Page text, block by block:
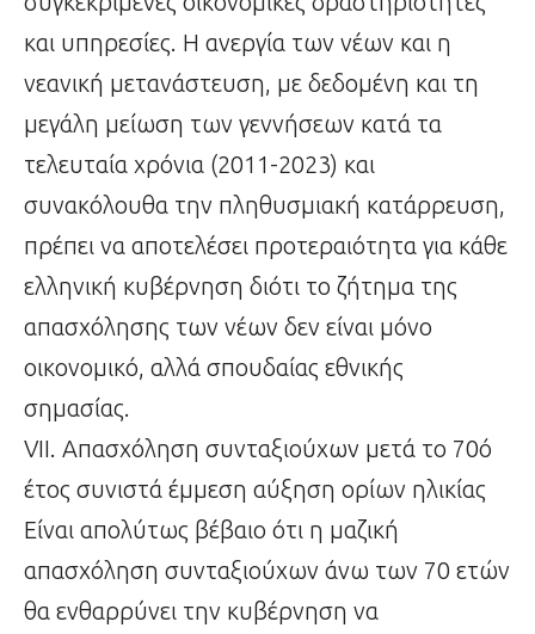
και υπηρεσίες. Η ανεργία των νέων και η
νεανική μετανάστευση, με δεδομένη και τη
μεγάλη μείωση των γεννήσεων κατά τα
τελευταία χρόνια (2011-2023) και
συνακόλουθα την πληθυσμιακή κατάρρευση,
πρέπει να αποτελέσει προτεραιότητα για κάθε
ελληνική κυβέρνηση διότι το ζήτημα της
απασχόλησης των νέων δεν είναι μόνο
οικονομικό, αλλά σπουδαίας εθνικής
σημασίας.
VII. Απασχόληση συνταξιούχων μετά το 70ό
έτος συνιστά έμμεση αύξηση ορίων ηλικίας
Είναι απολύτως βέβαιο ότι η μαζική
απασχόληση συνταξιούχων άνω των 70 ετών
θα ενθαρρύνει την κυβέρνηση να